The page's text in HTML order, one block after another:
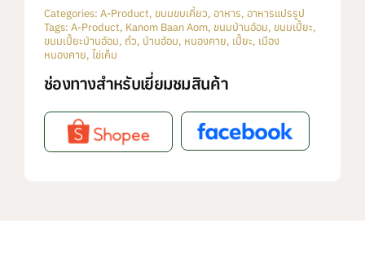
Categories: A-Product, ขนมขบเคี้ยว, อาหาร, อาหารแปรรูป
Tags: A-Product, Kanom Baan Aom, ขนมบ้านอ้อม, ขนมเปี๊ยะ,
ขนมเปี๊ยะบ้านอ้อม, ถั่ว, บ้านอ้อม, หนองคาย, เปี๊ยะ, เมือง
หนองคาย, ไข่เค็ม
ช่องทางสำหรับเยี่ยมชมสินค้า